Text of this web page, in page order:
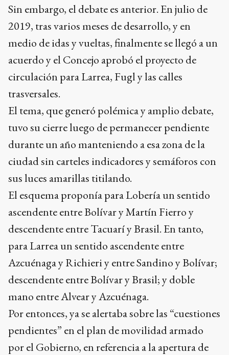
Sin embargo, el debate es anterior. En julio de
2019, tras varios meses de desarrollo, y en
medio de idas y vueltas, finalmente se llegó a un
acuerdo y el Concejo aprobó el proyecto de
circulación para Larrea, Fugl y las calles
trasversales.
El tema, que generó polémica y amplio debate,
tuvo su cierre luego de permanecer pendiente
durante un año manteniendo a esa zona de la
ciudad sin carteles indicadores y semáforos con
sus luces amarillas titilando.
El esquema proponía para Lobería un sentido
ascendente entre Bolívar y Martín Fierro y
descendente entre Tacuarí y Brasil. En tanto,
para Larrea un sentido ascendente entre
Azcuénaga y Richieri y entre Sandino y Bolívar;
descendente entre Bolívar y Brasil; y doble
mano entre Alvear y Azcuénaga.
Por entonces, ya se alertaba sobre las “cuestiones
pendientes” en el plan de movilidad armado
por el Gobierno, en referencia a la apertura de